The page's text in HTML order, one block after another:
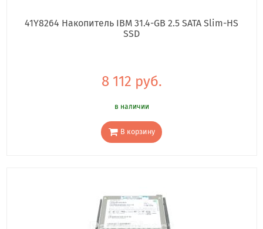
41Y8264 Накопитель IBM 31.4-GB 2.5 SATA Slim-HS
SSD
8 112 руб.
в наличии
В корзину